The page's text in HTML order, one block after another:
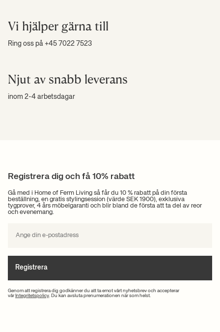
Vi hjälper gärna till
Ring oss på +45 7022 7523
Njut av snabb leverans
inom 2-4 arbetsdagar
Registrera dig och få 10% rabatt
Gå med i Home of Ferm Living så får du 10 % rabatt på din första
beställning, en gratis stylingsession (värde SEK 1900), exklusiva
tygprover, 4 års möbelgaranti och blir bland de första att ta del av reor
och evenemang.
Genom att registrera dig godkänner du att ta emot vårt nyhetsbrev och accepterar
vår Integritetspolicy . Du kan avsluta prenumerationen när som helst.
Registrera